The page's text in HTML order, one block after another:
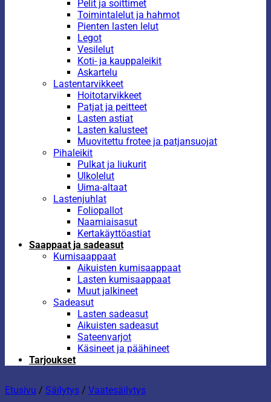
Pelit ja soittimet
Toimintalelut ja hahmot
Pienten lasten lelut
Legot
Vesilelut
Koti- ja kauppaleikit
Askartelu
Lastentarvikkeet
Hoitotarvikkeet
Patjat ja peitteet
Lasten astiat
Lasten kalusteet
Muovitettu frotee ja patjansuojat
Pihaleikit
Pulkat ja liukurit
Ulkolelut
Uima-altaat
Lastenjuhlat
Foliopallot
Naamiaisasut
Kertakäyttöastiat
Saappaat ja sadeasut
Kumisaappaat
Aikuisten kumisaappaat
Lasten kumisaappaat
Muut jalkineet
Sadeasut
Lasten sadeasut
Aikuisten sadeasut
Sateenvarjot
Käsineet ja päähineet
Tarjoukset
Etusivu / Säilytys / Vaatesäilytys